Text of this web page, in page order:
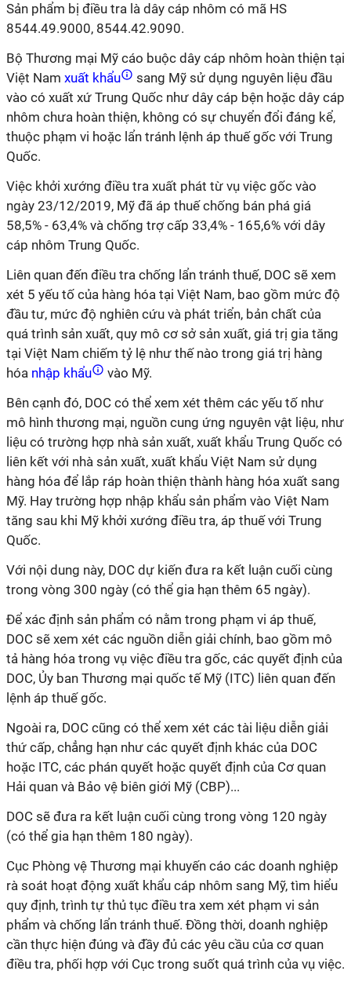
Sản phẩm bị điều tra là dây cáp nhôm có mã HS
8544.49.9000, 8544.42.9090.
Bộ Thương mại Mỹ cáo buộc dây cáp nhôm hoàn thiện tại
Việt Nam xuất khẩu
sang Mỹ sử dụng nguyên liệu đầu
vào có xuất xứ Trung Quốc như dây cáp bện hoặc dây cáp
nhôm chưa hoàn thiện, không có sự chuyển đổi đáng kể,
thuộc phạm vi hoặc lẩn tránh lệnh áp thuế gốc với Trung
Quốc.
Việc khởi xướng điều tra xuất phát từ vụ việc gốc vào
ngày 23/12/2019, Mỹ đã áp thuế chống bán phá giá
58,5% - 63,4% và chống trợ cấp 33,4% - 165,6% với dây
cáp nhôm Trung Quốc.
Liên quan đến điều tra chống lẩn tránh thuế, DOC sẽ xem
xét 5 yếu tố của hàng hóa tại Việt Nam, bao gồm mức độ
đầu tư, mức độ nghiên cứu và phát triển, bản chất của
quá trình sản xuất, quy mô cơ sở sản xuất, giá trị gia tăng
tại Việt Nam chiếm tỷ lệ như thế nào trong giá trị hàng
hóa nhập khẩu
vào Mỹ.
Bên cạnh đó, DOC có thể xem xét thêm các yếu tố như
mô hình thương mại, nguồn cung ứng nguyên vật liệu, như
liệu có trường hợp nhà sản xuất, xuất khẩu Trung Quốc có
liên kết với nhà sản xuất, xuất khẩu Việt Nam sử dụng
hàng hóa để lắp ráp hoàn thiện thành hàng hóa xuất sang
Mỹ. Hay trường hợp nhập khẩu sản phẩm vào Việt Nam
tăng sau khi Mỹ khởi xướng điều tra, áp thuế với Trung
Quốc.
Với nội dung này, DOC dự kiến đưa ra kết luận cuối cùng
trong vòng 300 ngày (có thể gia hạn thêm 65 ngày).
Để xác định sản phẩm có nằm trong phạm vi áp thuế,
DOC sẽ xem xét các nguồn diễn giải chính, bao gồm mô
tả hàng hóa trong vụ việc điều tra gốc, các quyết định của
DOC, Ủy ban Thương mại quốc tế Mỹ (ITC) liên quan đến
lệnh áp thuế gốc.
Ngoài ra, DOC cũng có thể xem xét các tài liệu diễn giải
thứ cấp, chẳng hạn như các quyết định khác của DOC
hoặc ITC, các phán quyết hoặc quyết định của Cơ quan
Hải quan và Bảo vệ biên giới Mỹ (CBP)...
DOC sẽ đưa ra kết luận cuối cùng trong vòng 120 ngày
(có thể gia hạn thêm 180 ngày).
Cục Phòng vệ Thương mại khuyến cáo các doanh nghiệp
rà soát hoạt động xuất khẩu cáp nhôm sang Mỹ, tìm hiểu
quy định, trình tự thủ tục điều tra xem xét phạm vi sản
phẩm và chống lẩn tránh thuế. Đồng thời, doanh nghiệp
cần thực hiện đúng và đầy đủ các yêu cầu của cơ quan
điều tra, phối hợp với Cục trong suốt quá trình của vụ việc.